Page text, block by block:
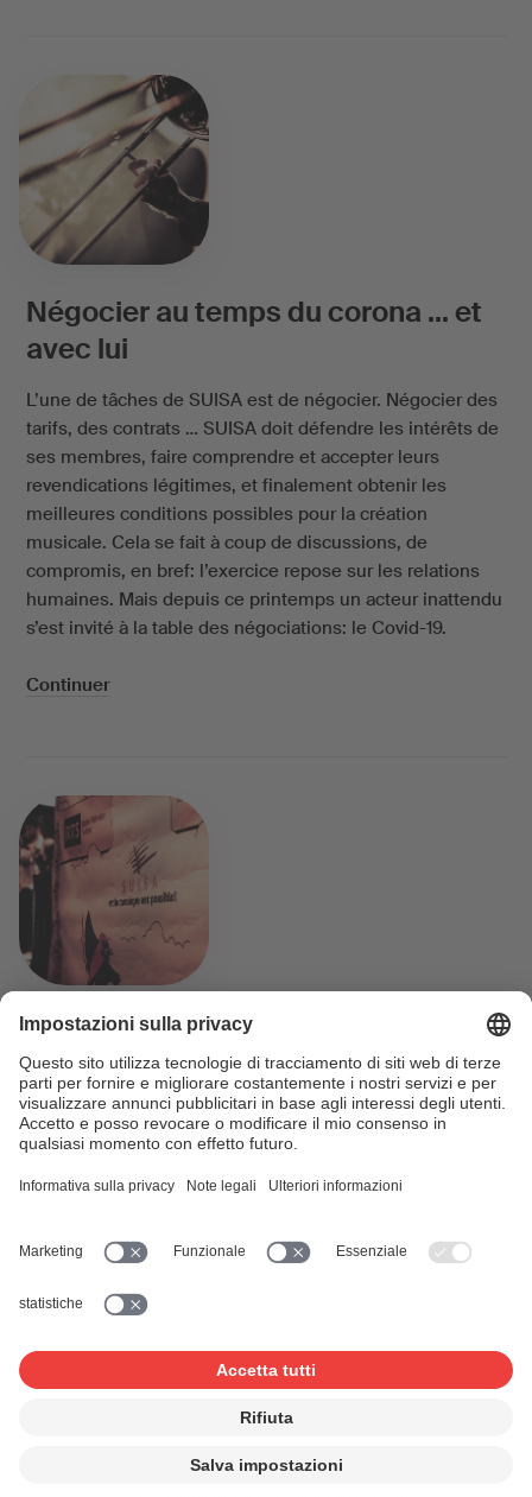
Négocier au temps du corona … et
avec lui
L’une de tâches de SUISA est de négocier. Négocier des
tarifs, des contrats … SUISA doit défendre les intérêts de
ses membres, faire comprendre et accepter leurs
revendications légitimes, et finalement obtenir les
meilleures conditions possibles pour la création
musicale. Cela se fait à coup de discussions, de
compromis, en bref: l’exercice repose sur les relations
humaines. Mais depuis ce printemps un acteur inattendu
s’est invité à la table des négociations: le Covid-19.
Continuer
Planification en situation de crise
En temps de crise, la planification prend une importance
toute particulière. Durant les réunions de décembre
2020, outre le thème principal du budget, le Conseil de